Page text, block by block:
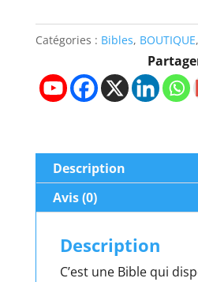
BIBLE
SEGOND
1979
CARACTÈRES
(Zip)
Catégories : Bibles, BOUTIQUE,
Description
Avis (0)
Description
C’est une Bible qui